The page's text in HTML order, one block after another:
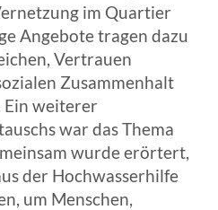
im Quartier
Angebote tragen dazu
Vertrauen
Zusammenhalt
Ein weiterer
war das Thema
wurde erörtert,
der Hochwasserhilfe
um Menschen,